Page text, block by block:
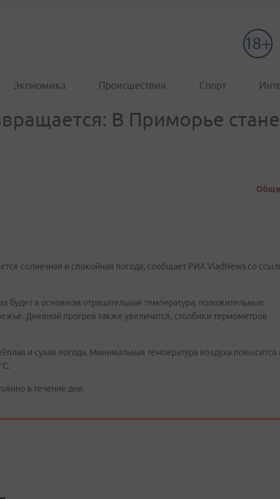
Экономика Происшествия Спорт
В Приморье
солнечная и спокойная погода, сообщает РИА VladNews со
будет в основном отрицательная температура, положительные
Дневной прогрев также увеличится, столбики термометров
и сухая погода. Минимальная температура воздуха повысится
в течение дня.